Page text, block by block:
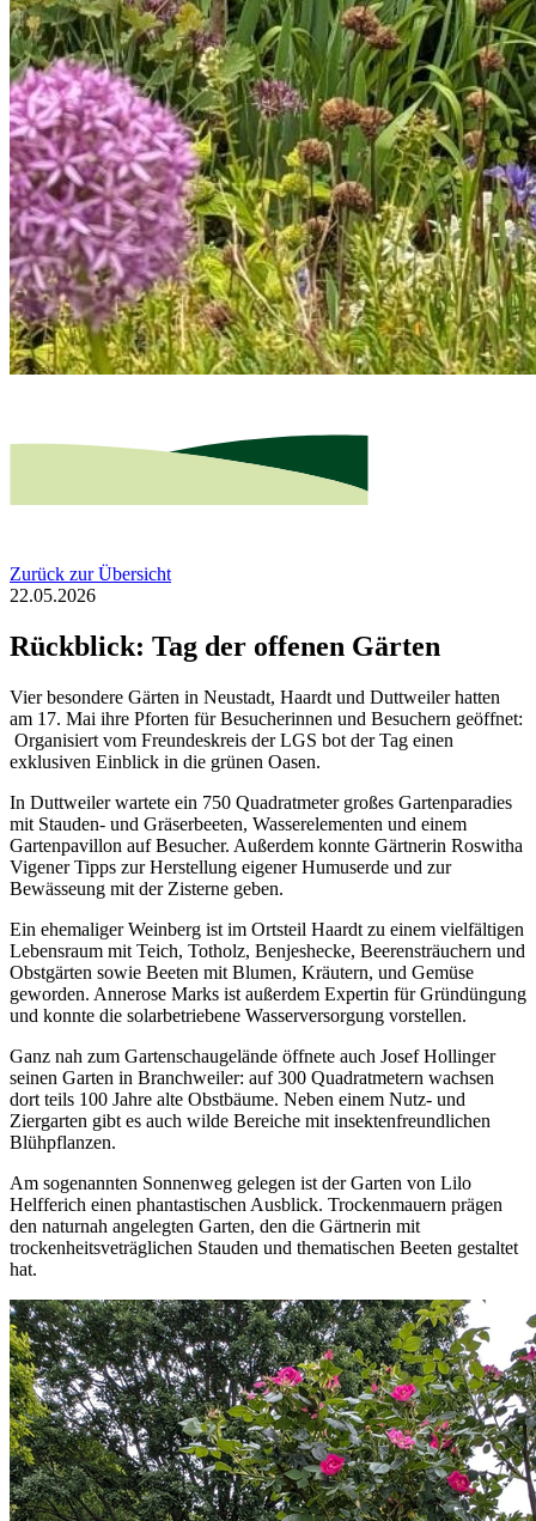
Zurück zur Übersicht
22.05.2026
Rückblick: Tag der offenen Gärten
Vier besondere Gärten in Neustadt, Haardt und Duttweiler hatten
am 17. Mai ihre Pforten für Besucherinnen und Besuchern geöffnet:
Organisiert vom Freundeskreis der LGS bot der Tag einen
exklusiven Einblick in die grünen Oasen.
In Duttweiler wartete ein 750 Quadratmeter großes Gartenparadies
mit Stauden- und Gräserbeeten, Wasserelementen und einem
Gartenpavillon auf Besucher. Außerdem konnte Gärtnerin Roswitha
Vigener Tipps zur Herstellung eigener Humuserde und zur
Bewässeung mit der Zisterne geben.
Ein ehemaliger Weinberg ist im Ortsteil Haardt zu einem vielfältigen
Lebensraum mit Teich, Totholz, Benjeshecke, Beerensträuchern und
Obstgärten sowie Beeten mit Blumen, Kräutern, und Gemüse
geworden. Annerose Marks ist außerdem Expertin für Gründüngung
und konnte die solarbetriebene Wasserversorgung vorstellen.
Ganz nah zum Gartenschaugelände öffnete auch Josef Hollinger
seinen Garten in Branchweiler: auf 300 Quadratmetern wachsen
dort teils 100 Jahre alte Obstbäume. Neben einem Nutz- und
Ziergarten gibt es auch wilde Bereiche mit insektenfreundlichen
Blühpflanzen.
Am sogenannten Sonnenweg gelegen ist der Garten von Lilo
Helfferich einen phantastischen Ausblick. Trockenmauern prägen
den naturnah angelegten Garten, den die Gärtnerin mit
trockenheitsveträglichen Stauden und thematischen Beeten gestaltet
hat.